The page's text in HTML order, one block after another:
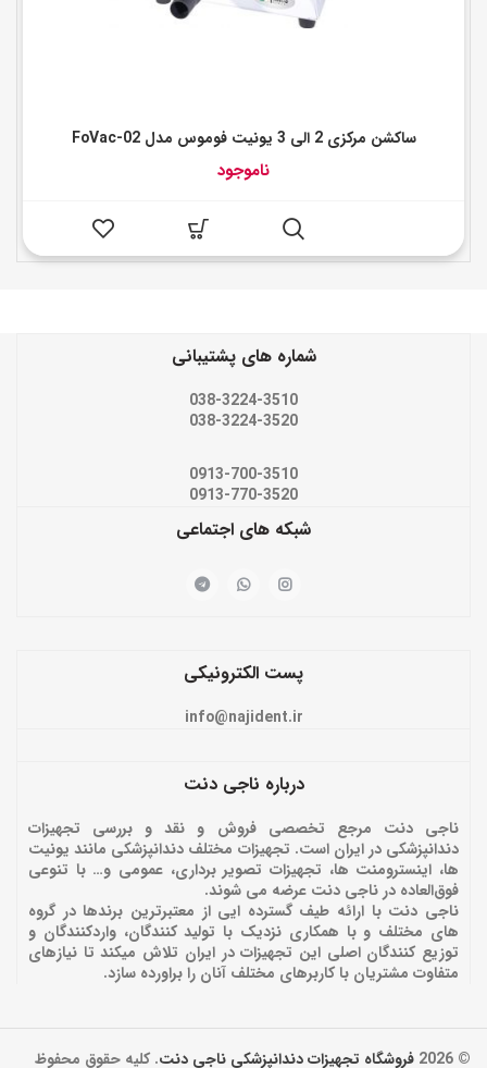
ساکشن مرکزی 2 الی 3 یونیت فوموس مدل FoVac-02
ناموجود
شماره های پشتیبانی
038-3224-3510
038-3224-3520
0913-700-3510
0913-770-3520
شبکه های اجتماعی
پست الکترونیکی
info@najident.ir
درباره ناجی دنت
ناجی دنت مرجع تخصصی فروش و نقد و بررسی تجهیزات
دندانپزشکی در ایران است. تجهیزات مختلف دندانپزشکی مانند یونیت
ها، اینسترومنت ها، تجهیزات تصویر برداری، عمومی و… با تنوعی
فوق‌العاده در ناجی دنت عرضه می شوند.
ناجی دنت با ارائه‌ طیف گسترده ایی از معتبرترین برندها در گروه
های مختلف و با همکاری نزدیک با تولید کنندگان، واردکنندگان و
توزیع کنندگان اصلی این تجهیزات در ایران تلاش میکند تا نیازهای
متفاوت مشتریان با کاربرهای مختلف آنان را براورده سازد.
© 2026 فروشگاه تجهیزات دندانپزشکی ناجی دنت. کلیه حقوق محفوظ